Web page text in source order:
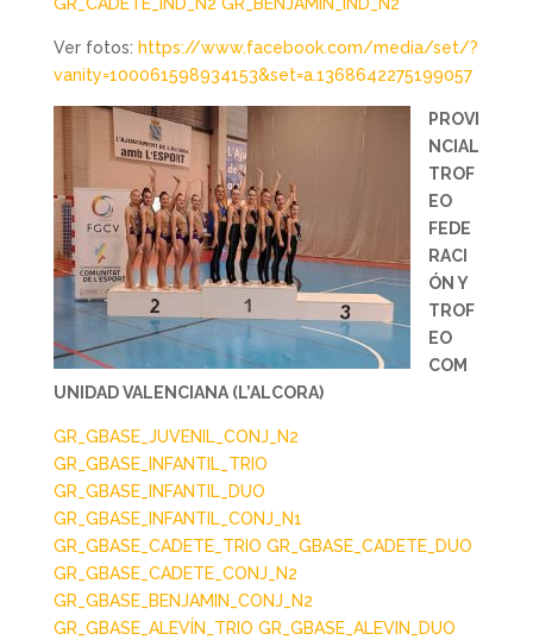
GR_CADETE_IND_N2 GR_BENJAMIN_IND_N2
Ver fotos: https://www.facebook.com/media/set/?
vanity=100061598934153&set=a.1368642275199057
PROVI
NCIAL
TROF
EO
FEDE
RACI
ÓN Y
TROF
EO
COM
UNIDAD VALENCIANA (L’ALCORA)
GR_GBASE_JUVENIL_CONJ_N2
GR_GBASE_INFANTIL_TRIO
GR_GBASE_INFANTIL_DUO
GR_GBASE_INFANTIL_CONJ_N1
GR_GBASE_CADETE_TRIO GR_GBASE_CADETE_DUO
GR_GBASE_CADETE_CONJ_N2
GR_GBASE_BENJAMIN_CONJ_N2
GR_GBASE_ALEVÍN_TRIO GR_GBASE_ALEVIN_DUO